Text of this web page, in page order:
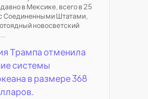
в Мексике, всего в 25
Соединенными Штатами,
новосветский
Трампа отменила
системы
в размере 368